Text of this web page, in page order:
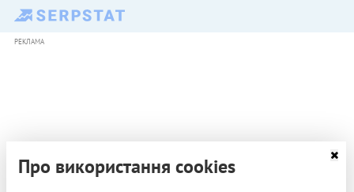
РЕКЛАМА
Про використання cookies